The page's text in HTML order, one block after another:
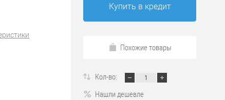
Купить в кредит
Похожие товары
Кол-во:
Нашли дешевле